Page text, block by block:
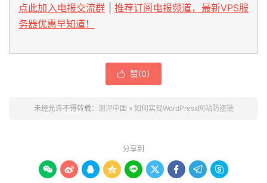
点此加入电报交流群
推荐订阅电报频道，最新VPS服
务器优惠早知道！
 赞(0)
未经允许不得转载： 测评中国 » 如何实现WordPress网站防盗链
分享到
        